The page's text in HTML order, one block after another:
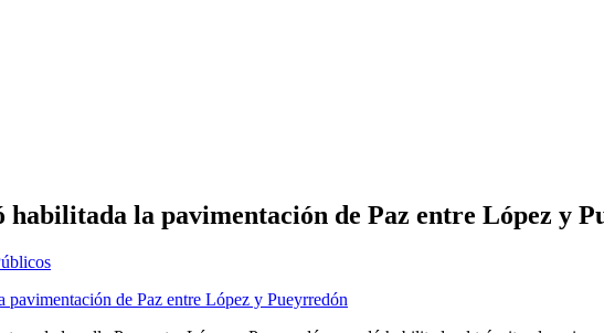
la pavimentación de Paz entre López y